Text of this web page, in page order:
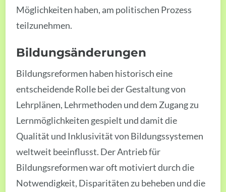
Möglichkeiten haben, am politischen Prozess
teilzunehmen.
Bildungsänderungen
Bildungsreformen haben historisch eine
entscheidende Rolle bei der Gestaltung von
Lehrplänen, Lehrmethoden und dem Zugang zu
Lernmöglichkeiten gespielt und damit die
Qualität und Inklusivität von Bildungssystemen
weltweit beeinflusst. Der Antrieb für
Bildungsreformen war oft motiviert durch die
Notwendigkeit, Disparitäten zu beheben und die